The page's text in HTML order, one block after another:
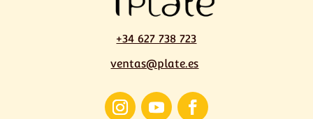
+34 627 738 723
ventas@plate.es